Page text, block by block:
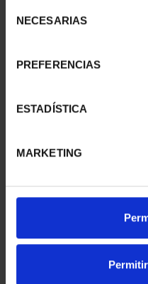
NECESARIAS
PREFERENCIAS
ESTADÍSTICA
MARKETING
Sólo para usuarios
registrados
PROVINCIA 3